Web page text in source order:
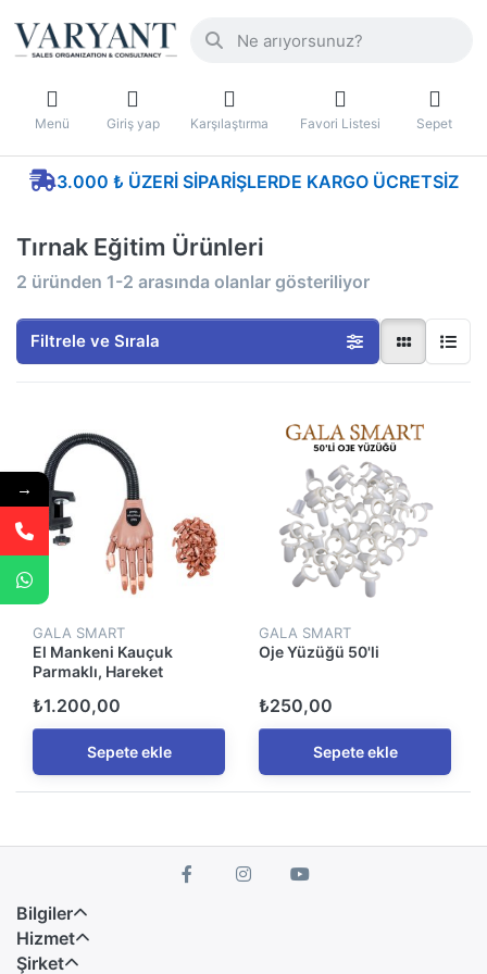
Menü Giriş yap Karşılaştırma Favori Listesi Sepet
3.000 ₺ ÜZERI SIPARIŞLERDE KARGO ÜCRETSIZ
Tırnak Eğitim Ürünleri
2 üründen 1-2 arasında olanlar gösteriliyor
Filtrele ve Sırala
GALA SMART
El Mankeni Kauçuk
Parmaklı, Hareket
₺1.200,00
Sepete ekle
GALA SMART
Oje Yüzüğü 50'li
₺250,00
Sepete ekle
Bilgiler
Hizmet
Şirket
→